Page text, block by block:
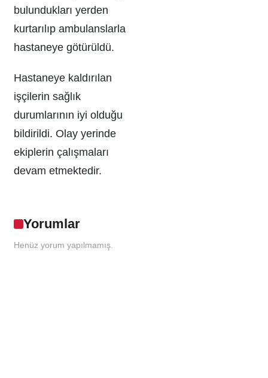
bulundukları yerden
kurtarılıp ambulanslarla
hastaneye götürüldü.
Hastaneye kaldırılan
işçilerin sağlık
durumlarının iyi olduğu
bildirildi. Olay yerinde
ekiplerin çalışmaları
devam etmektedir.
Yorumlar
Henüz yorum yapılmamış.